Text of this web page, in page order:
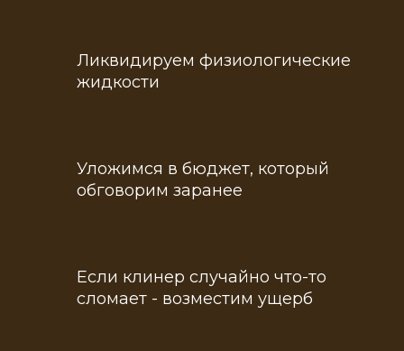
Ликвидируем физиологические
жидкости
Уложимся в бюджет, который
обговорим заранее
Если клинер случайно что-то
сломает - возместим ущерб